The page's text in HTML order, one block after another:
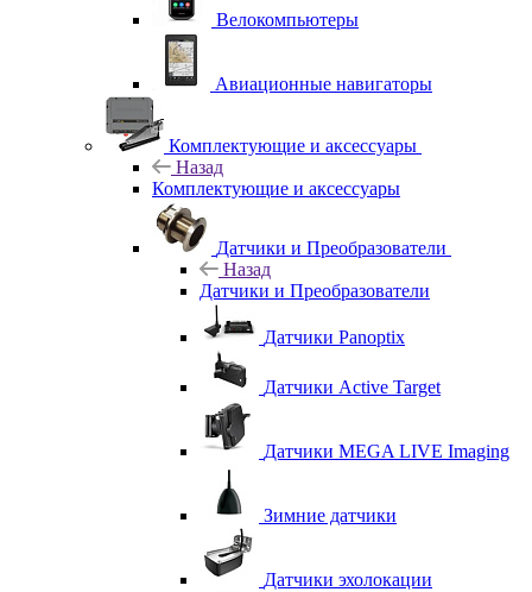
Велокомпьютеры
Авиационные навигаторы
Комплектующие и аксессуары
Назад
Комплектующие и аксессуары
Датчики и Преобразователи
Назад
Датчики и Преобразователи
Датчики Panoptix
Датчики Active Target
Датчики MEGA LIVE Imaging
Зимние датчики
Датчики эхолокации